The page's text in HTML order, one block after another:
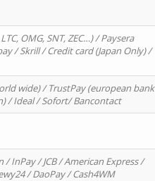
OMG, SNT, ZEC…) / Paysera
/ Skrill / Credit card (Japan Only) /
wide) / TrustPay (european bank
/ Ideal / Sofort/ Bancontact
InPay / JCB / American Express /
/ DaoPay / Cash4WM